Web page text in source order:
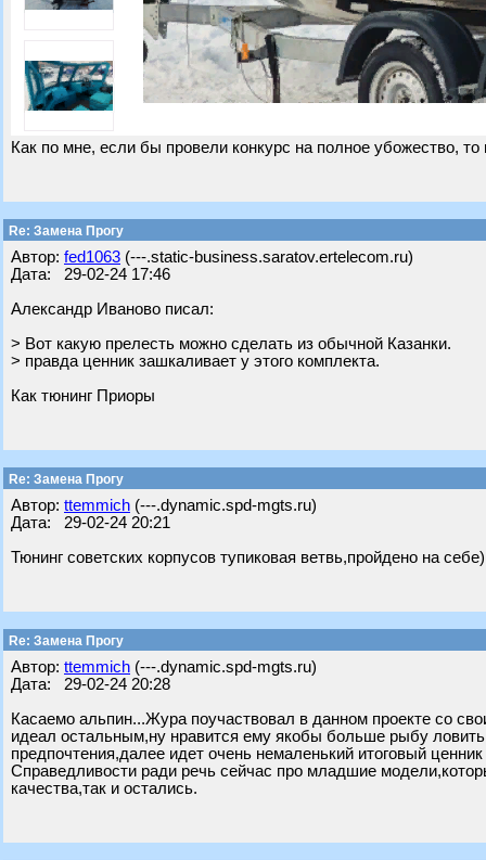
Как по мне, если бы провели конкурс на полное убожество,
Re: Замена Прогу
Автор: fed1063 (---.static-business.saratov.ertelecom.ru)
Дата: 29-02-24 17:46
Александр Иваново писал:
> Вот какую прелесть можно сделать из обычной Казанки.
> правда ценник зашкаливает у этого комплекта.
Как тюнинг Приоры
Re: Замена Прогу
Автор: ttemmich (---.dynamic.spd-mgts.ru)
Дата: 29-02-24 20:21
Тюнинг советских корпусов тупиковая ветвь,пройдено на себе)
Re: Замена Прогу
Автор: ttemmich (---.dynamic.spd-mgts.ru)
Дата: 29-02-24 20:28
Касаемо альпин...Жура поучаствовал в данном проекте со
идеал остальным,ну нравится ему якобы больше рыбу
предпочтения,далее идет очень немаленький итоговый
Справедливости ради речь сейчас про младшие
качества,так и остались.